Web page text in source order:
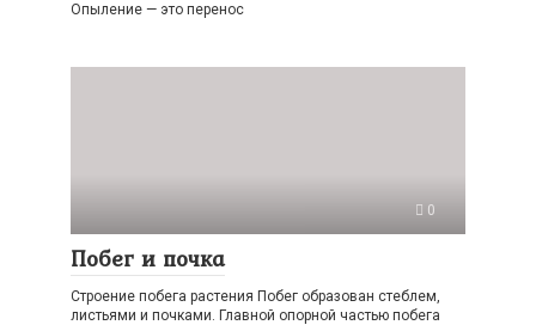
Опыление — это перенос
0
Побег и почка
Строение побега растения Побег образован стеблем,
листьями и почками. Главной опорной частью побега